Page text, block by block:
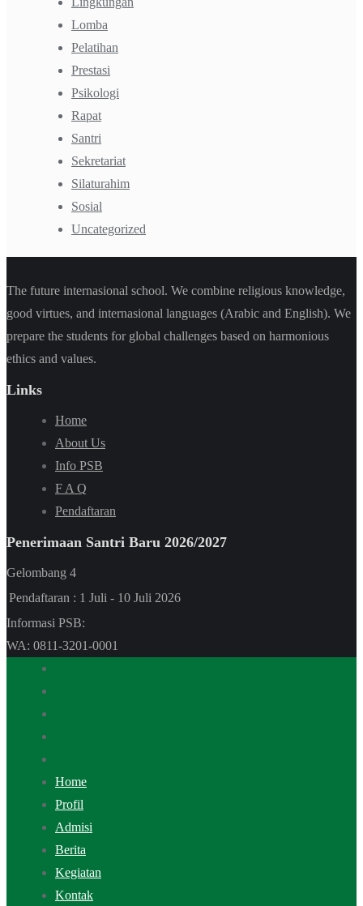
Lomba
Pelatihan
Prestasi
Psikologi
Rapat
Santri
Sekretariat
Silaturahim
Sosial
Uncategorized
The future internasional school. We combine religious knowledge,
good virtues, and internasional languages (Arabic and English). We
prepare the students for global challenges based on harmonious
ethics and values.
Links
Home
About Us
Info PSB
F A Q
Pendaftaran
Penerimaan Santri Baru 2026/2027
Gelombang 4
Pendaftaran : 1 Juli - 10 Juli 2026
Informasi PSB:
WA: 0811-3201-0001
Home
Profil
Admisi
Berita
Kegiatan
Kontak